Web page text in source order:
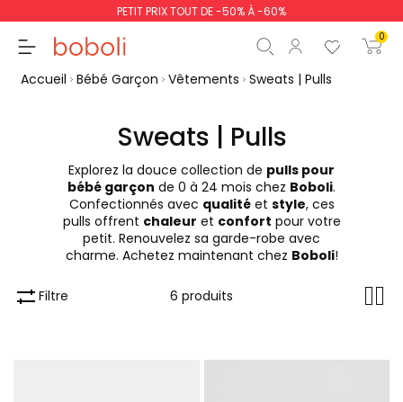
PETIT PRIX TOUT DE -50% À -60%
0
Sous-total
poursuit Commencer la
Accueil Bébé Garçon Vêtements Sweats | Pulls
Sweats | Pulls
Explorez la douce collection de pulls pour
bébé garçon de 0 à 24 mois chez Boboli.
Confectionnés avec qualitéet style, ces
pulls offrent chaleur et confort pour votre
petit. Renouvelez sa garde-robe avec
charme. Achetez maintenant chez Boboli!
Filtre 6 produits